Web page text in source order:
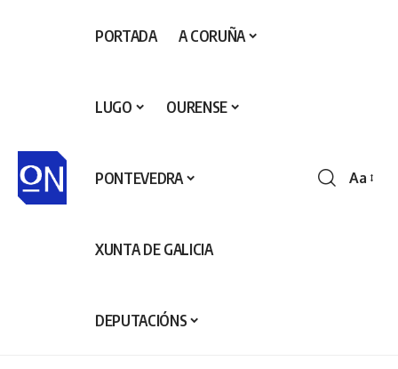
PORTADA A CORUÑA
LUGO OURENSE
PONTEVEDRA
XUNTA DE GALICIA
DEPUTACIÓNS
Aa